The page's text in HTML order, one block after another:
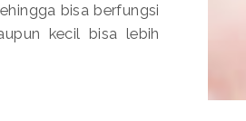
bisa berfungsi
kecil bisa lebih